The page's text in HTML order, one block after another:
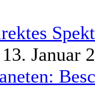
Januar